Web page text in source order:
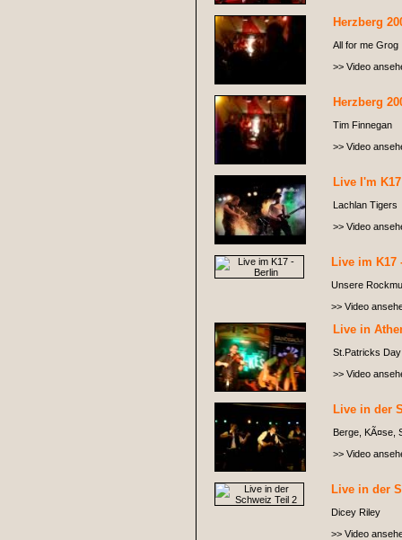
Herzberg
All for me Grog
>> Video
Herzberg
Tim Finnegan
>> Video
Live I'm K17
Lachlan Tigers
>> Video
Live im K17
Unsere
>> Video
Live in
St.Patricks
>> Video
Live in der
Berge, KÃ¤se,
>> Video
Live in der
Dicey Riley
>> Video